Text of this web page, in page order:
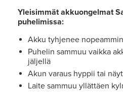
Yleisimmät akkuongelmat
puhelimissa:
Akku tyhjenee
Puhelin sammuu vaikka
jäljellä
Akun varaus hyppii tai
Laite sammuu yllättäen